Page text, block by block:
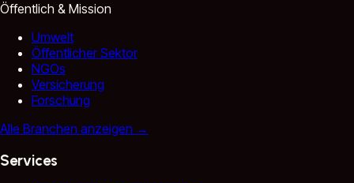
Öffentlich & Mission
Umwelt
Öffentlicher Sektor
NGOs
Versicherung
Forschung
Alle Branchen anzeigen →
Services